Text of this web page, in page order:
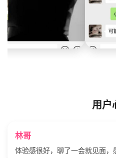
用户
林哥
体验感很好，聊了一会就见面